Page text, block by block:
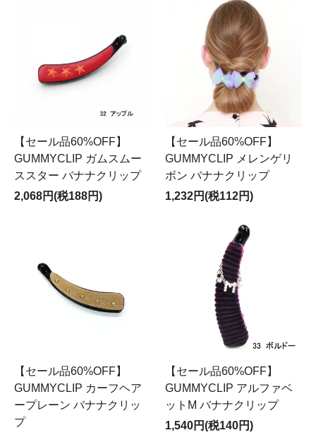
【セール品60%OFF】
GUMMYCLIP ガムスムー
ススター バナナクリップ
2,068円(税188円)
【セール品60%OFF】
GUMMYCLIP メレンゲリ
ボン バナナクリップ
1,232円(税112円)
【セール品60%OFF】
GUMMYCLIP カーフヘア
ープレーン バナナクリッ
プ
【セール品60%OFF】
GUMMYCLIP アルファベ
ットM バナナクリップ
1,540円(税140円)